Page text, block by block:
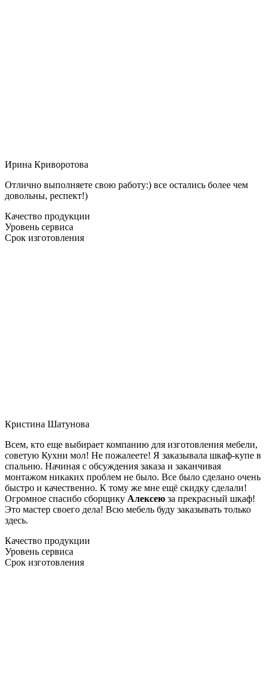
Ирина Криворотова
Отлично выполняете свою работу:) все остались более чем
довольны, респект!)
Качество продукции
Уровень сервиса
Срок изготовления
Кристина Шатунова
Всем, кто еще выбирает компанию для изготовления мебели,
советую Кухни мол! Не пожалеете! Я заказывала шкаф-купе в
спальню. Начиная с обсуждения заказа и заканчивая
монтажом никаких проблем не было. Все было сделано очень
быстро и качественно. К тому же мне ещё скидку сделали!
Огромное спасибо сборщику Алексею за прекрасный шкаф!
Это мастер своего дела! Всю мебель буду заказывать только
здесь.
Качество продукции
Уровень сервиса
Срок изготовления